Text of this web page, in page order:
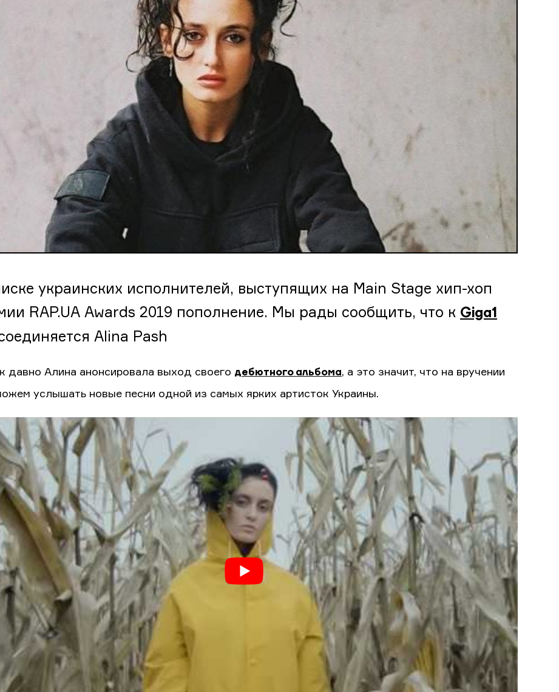
украинских исполнителей, выступящих на Main Stage хип-хоп
RAP.UA Awards 2019 пополнение. Мы рады сообщить, что к Giga1
Alina Pash
давно Алина анонсировала выход своего дебютного альбома, а это значит, что на вручении
услышать новые песни одной из самых ярких артисток Украины.